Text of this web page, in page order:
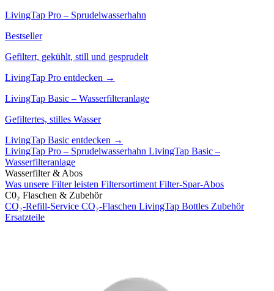
LivingTap Pro – Sprudelwasserhahn
Bestseller
Gefiltert, gekühlt, still und gesprudelt
LivingTap Pro entdecken →
LivingTap Basic – Wasserfilteranlage
Gefiltertes, stilles Wasser
LivingTap Basic entdecken →
LivingTap Pro – Sprudelwasserhahn LivingTap Basic –
Wasserfilteranlage
Wasserfilter & Abos
Was unsere Filter leisten Filtersortiment Filter-Spar-Abos
C0₂ Flaschen & Zubehör
CO₂-Refill-Service CO₂-Flaschen LivingTap Bottles Zubehör
Ersatzteile